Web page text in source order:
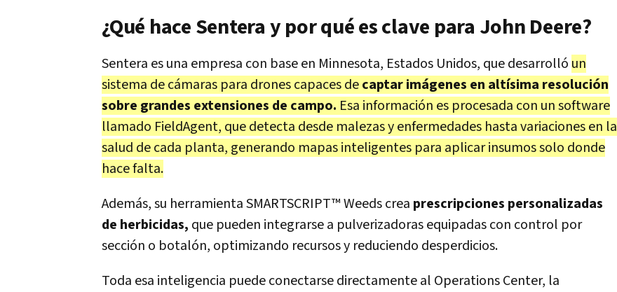
¿Qué hace Sentera y por qué es clave para John Deere?
Sentera es una empresa con base en Minnesota, Estados Unidos, que desarrolló un
sistema de cámaras para drones capaces decaptar imágenes en altísima resolución
sobre grandes extensiones de campo. Esa información es procesada con un software
llamado FieldAgent, que detecta desde malezas y enfermedades hasta variaciones en la
salud de cada planta, generando mapas inteligentes para aplicar insumos solo donde
hace falta.
Además, su herramienta SMARTSCRIPT™ Weeds crea prescripciones personalizadas
de herbicidas, que pueden integrarse a pulverizadoras equipadas con control por
sección o botalón, optimizando recursos y reduciendo desperdicios.
Toda esa inteligencia puede conectarse directamente al Operations Center, la